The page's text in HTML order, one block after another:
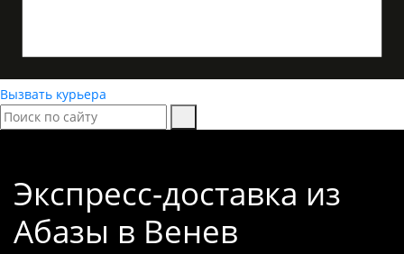
Вызвать курьера
Экспресс-доставка из
Абазы в Венев